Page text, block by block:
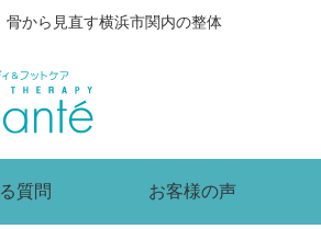
から見直す横浜市関内の整体
質問 お客様の声